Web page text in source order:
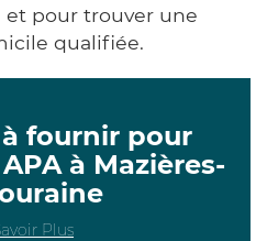
et pour trouver une
qualifiée.
fournir pour
à Mazières-
Plus